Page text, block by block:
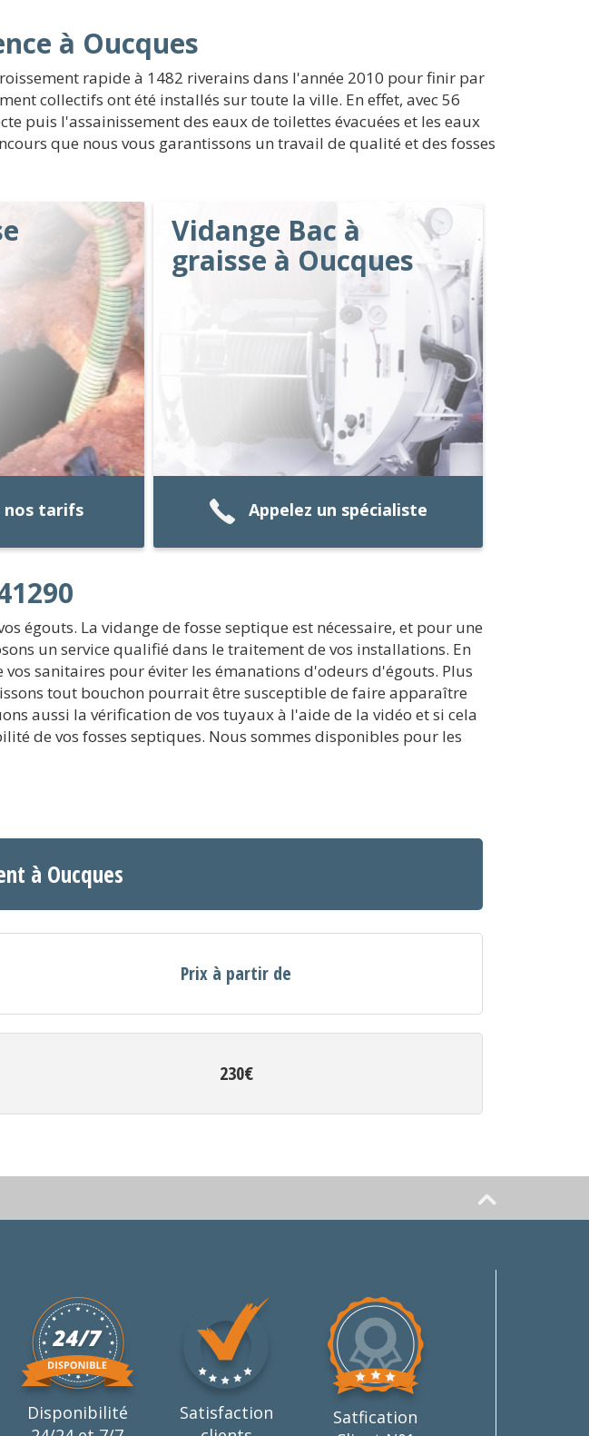
à Oucques
rapide à 1482 riverains dans l'année 2010 pour finir par
collectifs ont été installés sur toute la ville. En effet, avec 56
puis l'assainissement des eaux de toilettes évacuées et les eaux
que nous vous garantissons un travail de qualité et des fosses
nos tarifs
Vidange Bac à
graisse à Oucques
Appelez un spécialiste
égouts. La vidange de fosse septique est nécessaire, et pour une
un service qualifié dans le traitement de vos installations. En
sanitaires pour éviter les émanations d'odeurs d'égouts. Plus
tout bouchon pourrait être susceptible de faire apparaître
aussi la vérification de vos tuyaux à l'aide de la vidéo et si cela
de vos fosses septiques. Nous sommes disponibles pour les
à Oucques
Prix à partir de
230€
Disponibilité
Satisfaction
Satfication